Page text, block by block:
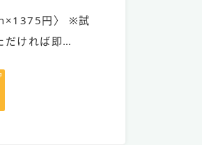
円〉 ※試
だければ即…